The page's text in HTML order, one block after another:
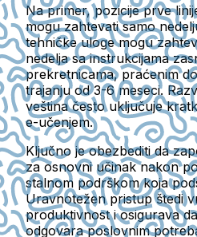
Na primer, pozicije prve
mogu zahtevati samo
tehničke uloge mogu
nedelja sa instrukcijama
prekretnicama, praćenim
trajanju od 3-6 meseci.
veština često uključuje
e-učenjem.
Ključno je obezbediti da
za osnovni učinak nakon
stalnom podrškom koja
Uravnotežen pristup štedi
produktivnost i osigurava
odgovara poslovnim